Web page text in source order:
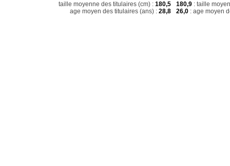
taille moyenne des titulaires (cm) : 180,5
age moyen des titulaires (ans) : 28,8
180,9 : taille
26,0 : age moyen